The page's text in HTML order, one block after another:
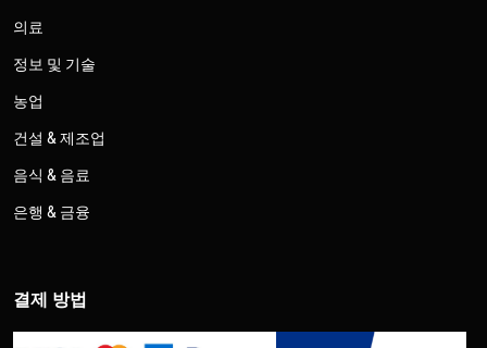
의료
정보 및 기술
농업
건설 & 제조업
음식 & 음료
은행 & 금융
결제 방법